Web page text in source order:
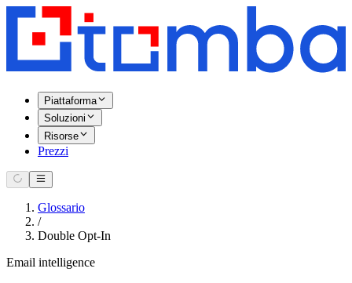
Piattaforma
Soluzioni
Risorse
Prezzi
Glossario
/
Double Opt-In
Email intelligence